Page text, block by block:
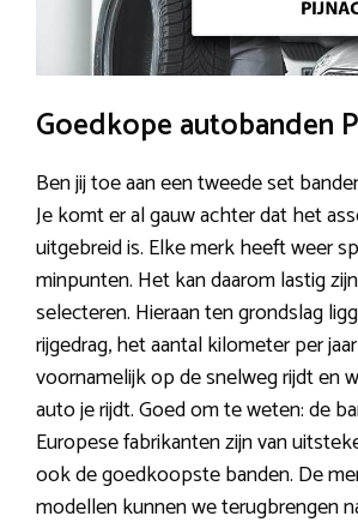
Goedkope autobanden
Ben jij toe aan een tweede set
Je komt er al gauw achter dat het
uitgebreid is. Elke merk heeft weer
minpunten. Het kan daarom lastig
selecteren. Hieraan ten grondslag
rijgedrag, het aantal kilometer per
voornamelijk op de snelweg rijdt en
auto je rijdt. Goed om te weten: de
Europese fabrikanten zijn van
ook de goedkoopste banden. De
modellen kunnen we terugbrengen